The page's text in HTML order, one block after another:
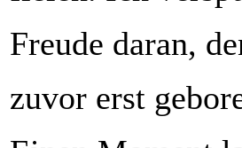
Freude daran,
zuvor erst